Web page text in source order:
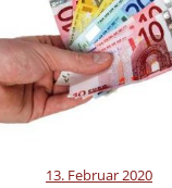
13. Februar 2020